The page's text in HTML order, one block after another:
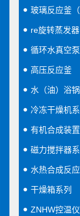
玻璃反应釜（
re旋转蒸发器
循环水真空泵
高压反应釜
水（油）浴锅
冷冻干燥机系
有机合成装置
磁力搅拌器系
水热合成反
干燥箱系列
ZNHW控温仪